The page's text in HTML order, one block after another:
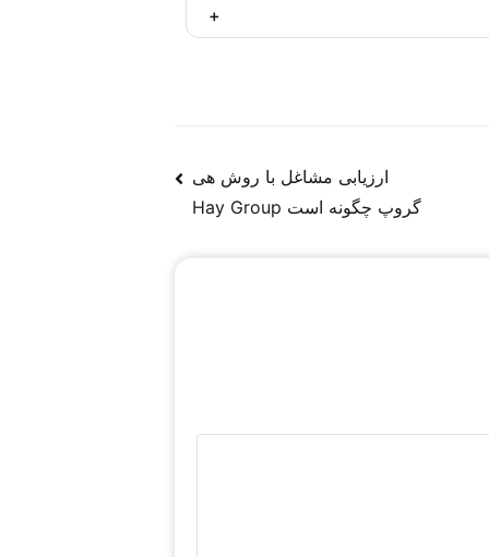
مارکتینگ فعال در فضای مجازی و
یا ترجمه‌ای از روندها و سیگنال‌های موجود
ارزیابی مشاغل با روش هی
گروپ چگونه است Hay Group